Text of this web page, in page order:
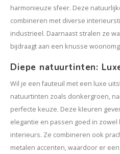
harmonieuze sfeer. Deze
combineren met diverse
industrieel. Daarnaast stralen ze
bijdraagt aan een knusse
Diepe natuurtinten:
Wil je een fauteuil met een luxe
natuurtinten zoals donkergroen,
perfecte keuze. Deze kleuren
elegantie en passen goed in
interieurs. Ze combineren ook
metalen accenten, waardoor er